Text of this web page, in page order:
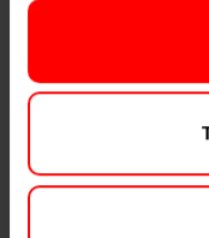
Après
299,90